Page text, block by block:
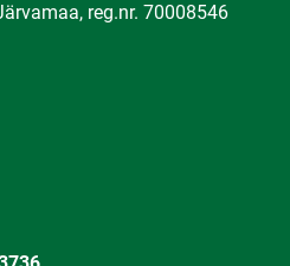
reg.nr. 70008546